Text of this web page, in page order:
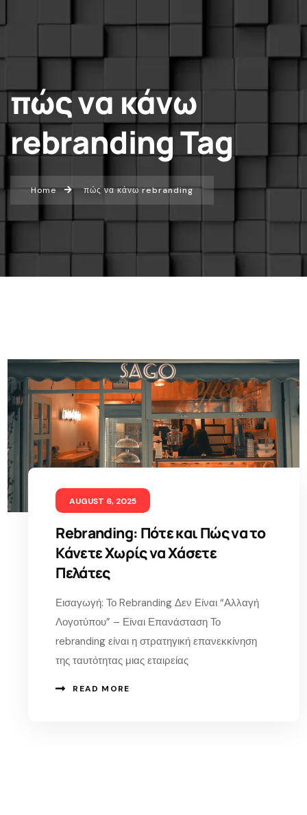
πώς να κάνω
rebranding Tag
Home πώς να κάνω rebranding
AUGUST 6, 2025
Rebranding: Πότε και Πώς να το
Κάνετε Χωρίς να Χάσετε
Πελάτες
Εισαγωγή: Το Rebranding Δεν Είναι “Αλλαγή
Λογοτύπου” – Είναι Επανάσταση Το
rebranding είναι η στρατηγική επανεκκίνηση
της ταυτότητας μιας εταιρείας
READ MORE